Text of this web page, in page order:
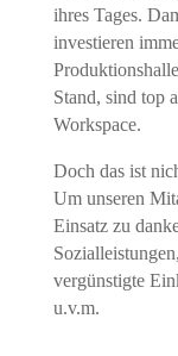
ihres Tages.
investieren
Stand, sind top
Workspace.
Doch das ist
Um unseren
Einsatz zu
vergünstigte
u.v.m.